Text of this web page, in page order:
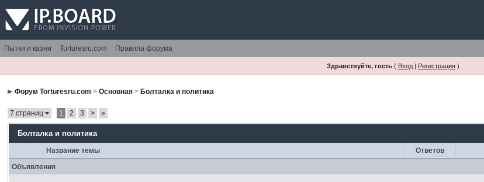
Пытки и казни Torturesru.com Правила форума
Здравствуйте, гость( Вход| Регистрация)
Форум Torturesru.com >Основная > Болталка и политика
7 страниц 1 2 3 > »
Болталка и политика
Название темы Ответов
Объявления